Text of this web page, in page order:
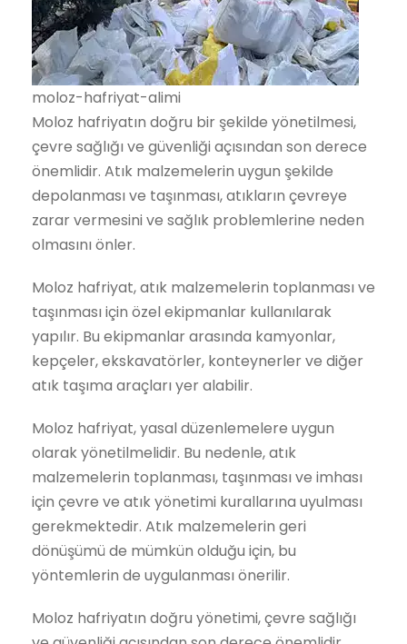
moloz-hafriyat-alimi
Moloz hafriyatın doğru bir şekilde yönetilmesi,
çevre sağlığı ve güvenliği açısından son derece
önemlidir. Atık malzemelerin uygun şekilde
depolanması ve taşınması, atıkların çevreye
zarar vermesini ve sağlık problemlerine neden
olmasını önler.
Moloz hafriyat, atık malzemelerin toplanması ve
taşınması için özel ekipmanlar kullanılarak
yapılır. Bu ekipmanlar arasında kamyonlar,
kepçeler, ekskavatörler, konteynerler ve diğer
atık taşıma araçları yer alabilir.
Moloz hafriyat, yasal düzenlemelere uygun
olarak yönetilmelidir. Bu nedenle, atık
malzemelerin toplanması, taşınması ve imhası
için çevre ve atık yönetimi kurallarına uyulması
gerekmektedir. Atık malzemelerin geri
dönüşümü de mümkün olduğu için, bu
yöntemlerin de uygulanması önerilir.
Moloz hafriyatın doğru yönetimi, çevre sağlığı